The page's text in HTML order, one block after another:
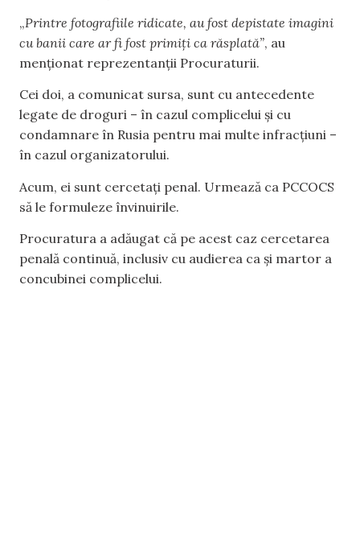
„Printre fotografiile ridicate, au fost depistate imagini
cu banii care ar fi fost primiți ca răsplată”, au
menționat reprezentanții Procuraturii.
Cei doi, a comunicat sursa, sunt cu antecedente
legate de droguri – în cazul complicelui și cu
condamnare în Rusia pentru mai multe infracțiuni –
în cazul organizatorului.
Acum, ei sunt cercetați penal. Urmează ca PCCOCS
să le formuleze învinuirile.
Procuratura a adăugat că pe acest caz cercetarea
penală continuă, inclusiv cu audierea ca și martor a
concubinei complicelui.